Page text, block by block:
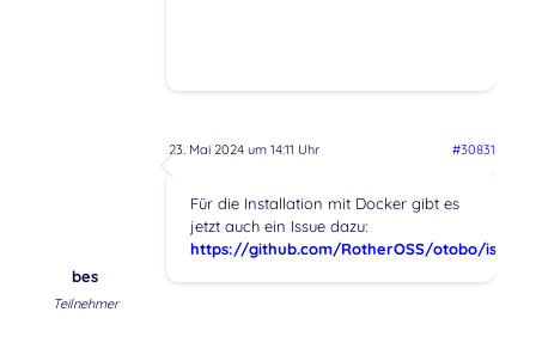
23. Mai 2024 um 14:11 Uhr #30831
bes
Teilnehmer
Für die Installation mit Docker gibt es
jetzt auch ein Issue dazu:
https://github.com/RotherOSS/otobo/issues/